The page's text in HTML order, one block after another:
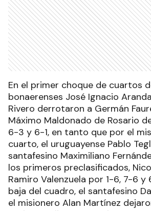
En el primer choque de cuartos
bonaerenses José Ignacio
Rivero derrotaron a Germán
Máximo Maldonado de Rosario
6-3 y 6-1, en tanto que por el
cuarto, el uruguayense Pablo
santafesino Maximiliano
los primeros preclasificados,
Ramiro Valenzuela por 1-6, 7-6 y
baja del cuadro, el santafesino
el misionero Alan Martínez